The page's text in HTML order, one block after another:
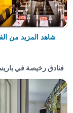
شاهد المزيد من
فنادق رخيصة في